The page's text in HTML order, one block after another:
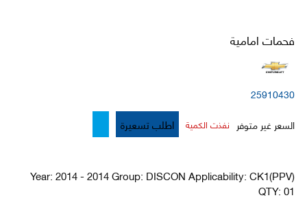
فحمات امامية
25910430
السعر غير متوفر نفذت الكمية اطلب تسعيرة
Year: 2014 - 2014 Group: DISCON Applicability: CK1(PPV)
QTY: 01